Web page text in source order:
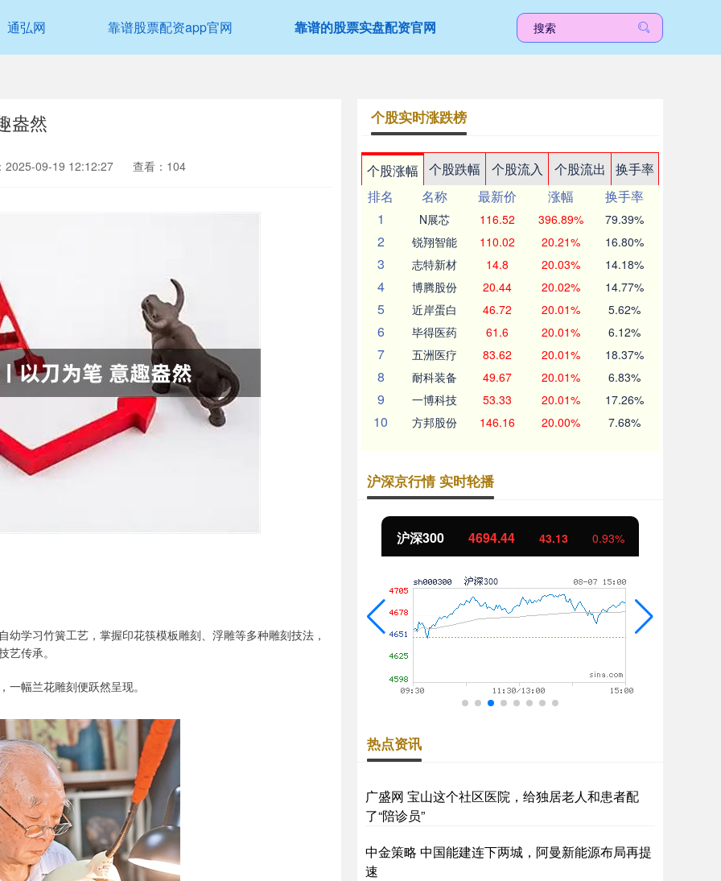
通弘网 靠谱股票配资app官网 靠谱的股票实盘配资官网
盎然
2025-09-19 12:12:27 查看：104
学习竹簧工艺，掌握印花筷模板雕刻、浮雕等多种雕刻技法，
传承。
幅兰花雕刻便跃然呈现。
个股实时涨跌榜
个股涨幅 个股跌幅 个股流入 个股流出
换手率
排名
名称 最新价 涨幅
换手率
1
N展芯 116.52 396.89% 79.39%
2 锐翔智能 110.02 20.21% 16.80%
3 志特新材 14.8 20.03% 14.18%
4 博腾股份 20.44 20.02% 14.77%
5 近岸蛋白 46.72 20.01% 5.62%
6 毕得医药 61.6 20.01% 6.12%
7 五洲医疗 83.62 20.01% 18.37%
8 耐科装备 49.67 20.01% 6.83%
9 一博科技 53.33 20.01% 17.26%
10 方邦股份 146.16 20.00% 7.68%
沪深京行情 实时轮播
北证50 1134.24 11.37 1.01%
热点资讯
广盛网 宝山这个社区医院，给独居老人和患者配
了“陪诊员”
中金策略 中国能建连下两城，阿曼新能源布局再提
速